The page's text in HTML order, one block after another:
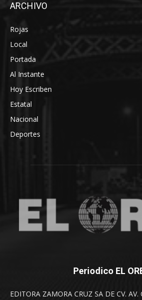
ARCHIVO
Rojas
Local
Portada
Al Instante
Hoy Escriben
Estatal
Nacional
Deportes
Periodico EL
EDITORA ZAMORA CRUZ SA DE CV.